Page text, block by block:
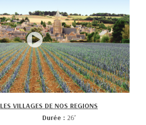
LES VILLAGES DE NOS REGIONS
Durée : 26’